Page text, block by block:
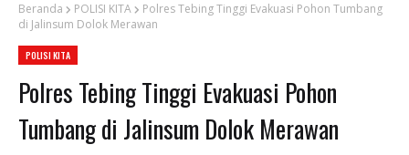
Beranda POLISI KITA
Polres Tebing Tinggi Evakuasi Pohon Tumbang
di Jalinsum Dolok Merawan
POLISI KITA
Polres Tebing Tinggi Evakuasi Pohon
Tumbang di Jalinsum Dolok Merawan